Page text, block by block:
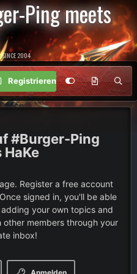
Ping meets
SINCE 2004
Registrieren
#Burger-Ping
HaKe
Register a free account
signed in, you'll be able
your own topics and
members through your
inbox!